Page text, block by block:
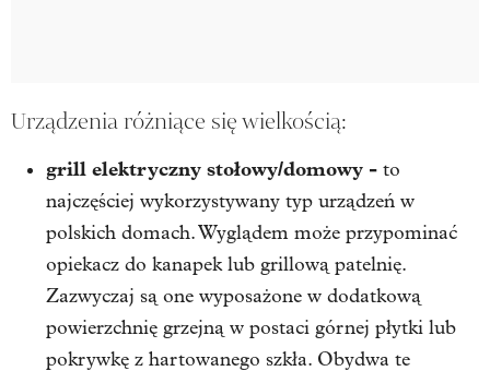
Urządzenia różniące się wielkością:
grill elektryczny stołowy/domowy - to
najczęściej wykorzystywany typ urządzeń w
polskich domach. Wyglądem może przypominać
opiekacz do kanapek lub grillową patelnię.
Zazwyczaj są one wyposażone w dodatkową
powierzchnię grzejną w postaci górnej płytki lub
pokrywkę z hartowanego szkła. Obydwa te